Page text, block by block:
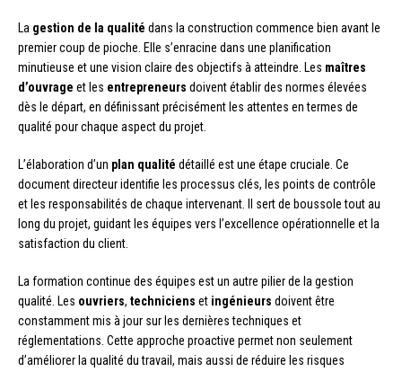
La gestion de la qualité dans la construction commence bien avant le
premier coup de pioche. Elle s’enracine dans une planification
minutieuse et une vision claire des objectifs à atteindre. Les maîtres
d’ouvrage et les entrepreneurs doivent établir des normes élevées
dès le départ, en définissant précisément les attentes en termes de
qualité pour chaque aspect du projet.
L’élaboration d’un plan qualité détaillé est une étape cruciale. Ce
document directeur identifie les processus clés, les points de contrôle
et les responsabilités de chaque intervenant. Il sert de boussole tout au
long du projet, guidant les équipes vers l’excellence opérationnelle et la
satisfaction du client.
La formation continue des équipes est un autre pilier de la gestion
qualité. Les ouvriers, techniciens et ingénieurs doivent être
constamment mis à jour sur les dernières techniques et
réglementations. Cette approche proactive permet non seulement
d’améliorer la qualité du travail, mais aussi de réduire les risques